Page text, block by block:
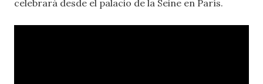
celebrará desde el palacio de la Seine en París.